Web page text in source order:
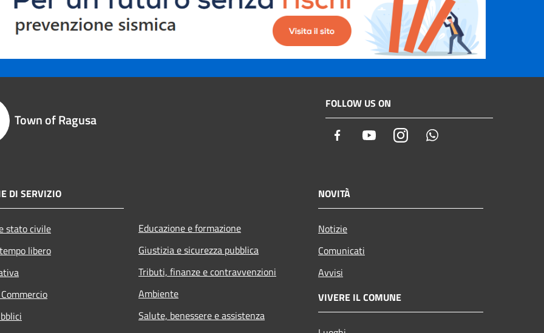
Town of Ragusa
FOLLOW US ON
Facebook YoutubeInstagram
DI SERVIZIO
stato civile
libero
Educazione e formazione
Giustizia e sicurezza pubblica
Tributi, finanze e contravvenzioni
Ambiente
Salute, benessere e assistenza
NOVITÀ
Notizie
Comunicati
Avvisi
VIVERE IL COMUNE